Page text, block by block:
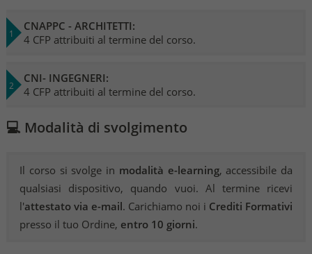
CNAPPC - ARCHITETTI:
4 CFP attribuiti al termine del corso.
CNI- INGEGNERI:
4 CFP attribuiti al termine del corso.
💻 Modalità di svolgimento
Il corso si svolge in modalità e-learning, accessibile da
qualsiasi dispositivo, quando vuoi. Al termine ricevi
l'attestato via e-mail. Carichiamo noi i Crediti Formativi
presso il tuo Ordine, entro 10 giorni.